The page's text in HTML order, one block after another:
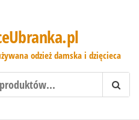
odzież damska i dzięcieca